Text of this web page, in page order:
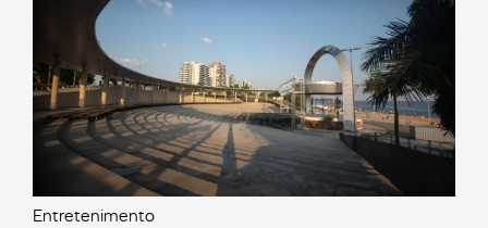
Entretenimento